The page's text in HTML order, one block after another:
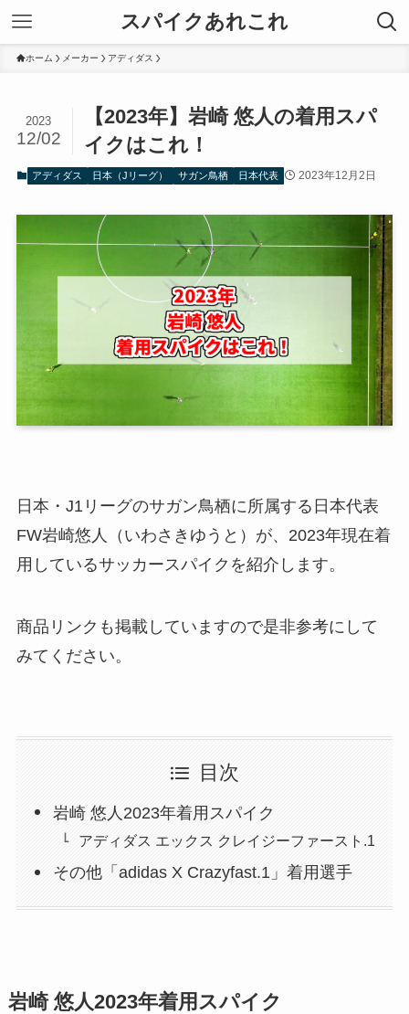
スパイクあれこれ
ホーム メーカー アディダス
【2023年】岩崎 悠人の着用スパ
イクはこれ！
2023
12/02
アディダス 日本（Jリーグ） サガン鳥栖 日本代表 2023年12月2日
日本・J1リーグのサガン鳥栖に所属する日本代表
FW岩崎悠人（いわさきゆうと）が、2023年現在着
用しているサッカースパイクを紹介します。
商品リンクも掲載していますので是非参考にして
みてください。
目次
岩崎 悠人2023年着用スパイク
アディダス エックス クレイジーファースト.1
その他「adidas X Crazyfast.1」着用選手
岩崎 悠人2023年着用スパイク